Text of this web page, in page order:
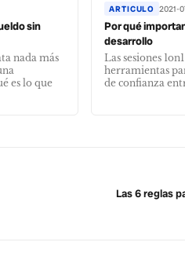
sin
nada más
es lo que
ARTICULO 2021-
Por qué
desarrollo
Las sesiones
herramientas
de confianza
Las 6 reglas